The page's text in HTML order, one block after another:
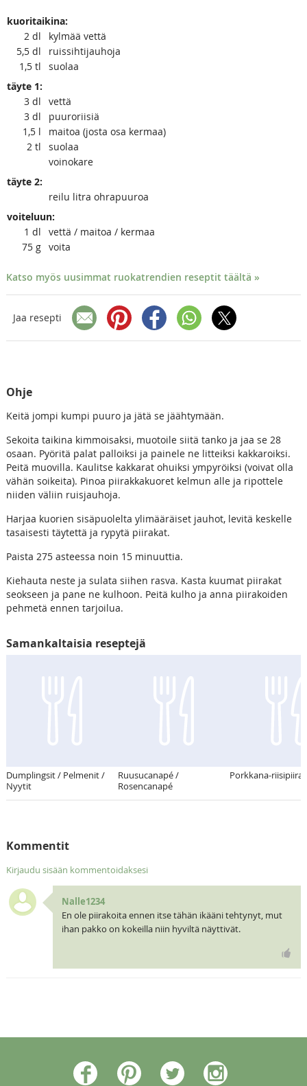
kuoritaikina:
2 dl
kylmää vettä
5,5 dl
ruissihtijauhoja
1,5 tl
suolaa
täyte 1:
3 dl
vettä
3 dl
puuroriisiä
1,5 l
maitoa (josta osa kermaa)
2 tl
suolaa
voinokare
täyte 2:
reilu litra ohrapuuroa
voiteluun:
1 dl
vettä / maitoa / kermaa
75 g voita
Katso myös uusimmat ruokatrendien reseptit täältä »
Jaa resepti
Ohje
Keitä jompi kumpi puuro ja jätä se jäähtymään.
Sekoita taikina kimmoisaksi, muotoile siitä tanko ja jaa se 28
osaan. Pyöritä palat palloiksi ja painele ne litteiksi kakkaroiksi.
Peitä muovilla. Kaulitse kakkarat ohuiksi ympyröiksi (voivat olla
vähän soikeita). Pinoa piirakkakuoret kelmun alle ja ripottele
niiden väliin ruisjauhoja.
Harjaa kuorien sisäpuolelta ylimääräiset jauhot, levitä keskelle
tasaisesti täytettä ja rypytä piirakat.
Paista 275 asteessa noin 15 minuuttia.
Kiehauta neste ja sulata siihen rasva. Kasta kuumat piirakat
seokseen ja pane ne kulhoon. Peitä kulho ja anna piirakoiden
pehmetä ennen tarjoilua.
Samankaltaisia reseptejä
Dumplingsit / Pelmenit /
Nyytit
Ruusucanapé /
Rosencanapé
Porkkana-
Kommentit
Kirjaudu sisään kommentoidaksesi
Nalle1234
En ole piirakoita ennen itse tähän ikääni tehtynyt, mut
ihan pakko on kokeilla niin hyviltä näyttivät.